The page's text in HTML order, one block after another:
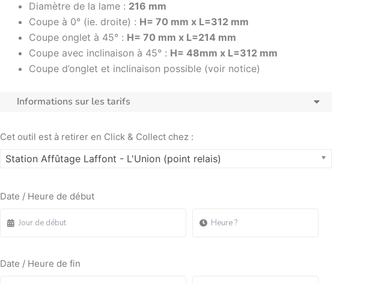
Diamètre de la lame : 216 mm
Coupe à 0° (ie. droite) : H= 70 mm x L=312 mm
Coupe onglet à 45° : H= 70 mm x L=214 mm
Coupe avec inclinaison à 45° : H= 48mm x L=312 mm
Coupe d’onglet et inclinaison possible (voir notice)
Informations sur les tarifs
Cet outil est à retirer en Click & Collect chez :
Station Affûtage Laffont - L'Union (point relais)
Date / Heure de début
Date / Heure de fin